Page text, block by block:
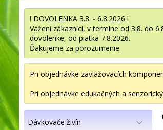
! DOVOLENKA 3.8. - 6.8.2026 !
Vážení zákazníci, v termíne od 3.8. do
dovolenke, od piatka 7.8.2026.
Ďakujeme za porozumenie.
Pri objednávke zavlažovacích
Pri objednávke edukačných a
Dávkovače živín